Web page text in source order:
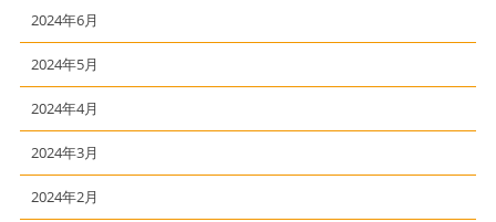
2024年6月
2024年5月
2024年4月
2024年3月
2024年2月